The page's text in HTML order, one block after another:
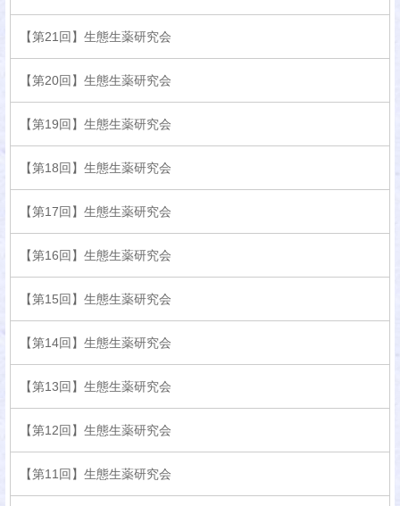
【第21回】生態生薬研究会
【第20回】生態生薬研究会
【第19回】生態生薬研究会
【第18回】生態生薬研究会
【第17回】生態生薬研究会
【第16回】生態生薬研究会
【第15回】生態生薬研究会
【第14回】生態生薬研究会
【第13回】生態生薬研究会
【第12回】生態生薬研究会
【第11回】生態生薬研究会